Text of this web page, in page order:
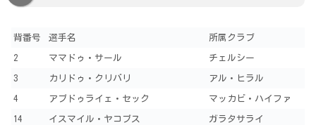
背番号 選手名 所属クラブ
2 ママドゥ・サール チェルシー
3 カリドゥ・クリバリ アル・ヒラル
4 アブドゥライェ・セック マッカビ・ハイファ
14 イスマイル・ヤコブス ガラタサライ